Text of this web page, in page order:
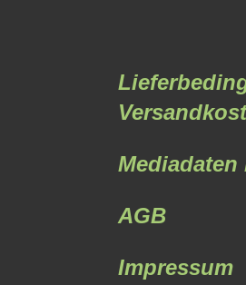
Mediadaten
AGB
Impressum